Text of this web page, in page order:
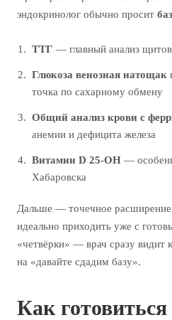
эндокринолог обычно просит
ТТГ — главный анализ
Глюкоза венозная натощак
точка по сахарному обмену
Общий анализ крови с
анемии и дефицита железа
Витамин D 25-OH —
Хабаровска
Дальше — точечное
идеально приходить уже с
«четвёрки» — врач сразу видит
на «давайте сдадим базу».
Как